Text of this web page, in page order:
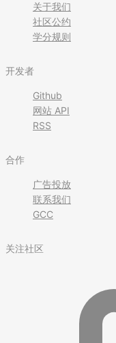
关于我们
社区公约
学分规则
开发者
Github
网站 API
RSS
合作
广告投放
联系我们
GCC
关注社区